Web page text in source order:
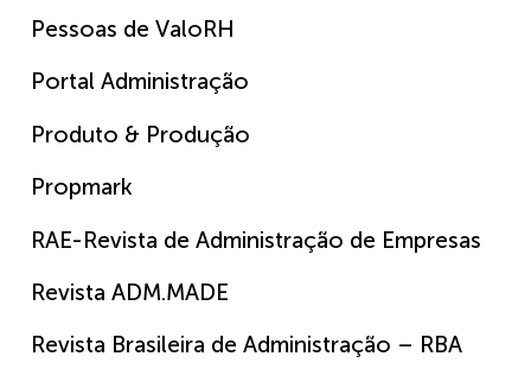
Pessoas de ValoRH
Portal Administração
Produto & Produção
Propmark
RAE-Revista de Administração de Empresas
Revista ADM.MADE
Revista Brasileira de Administração – RBA